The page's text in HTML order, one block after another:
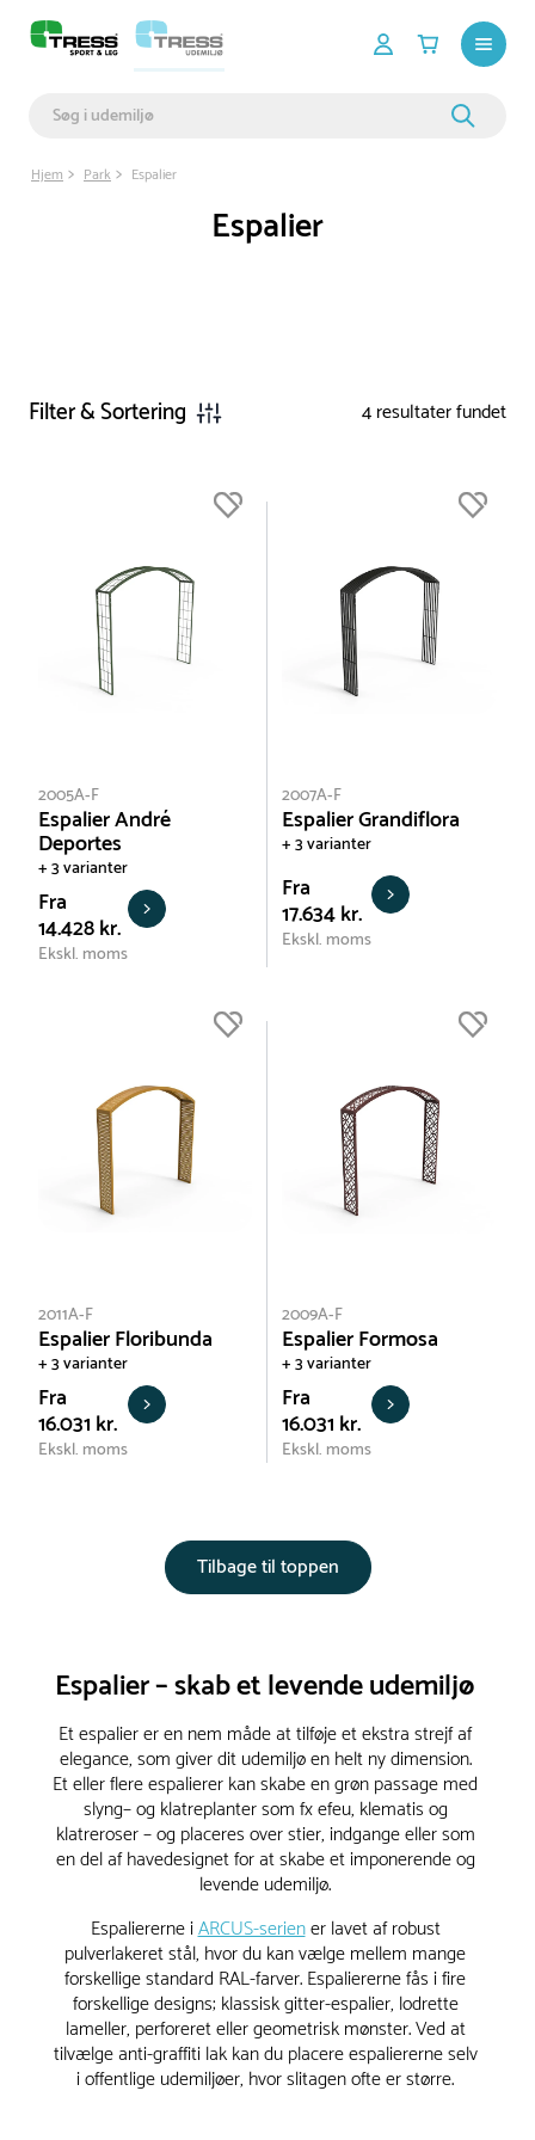
Hjem Park Espalier
Espalier
Filter & Sortering 4resultater fundet
2005A-F
Espalier André
Deportes
+ 3 varianter
Fra
14.428 kr.
Ekskl. moms
2007A-F
Espalier Grandiflora
+ 3 varianter
Fra
17.634 kr.
Ekskl. moms
2011A-F
Espalier Floribunda
+ 3 varianter
Fra
16.031 kr.
Ekskl. moms
2009A-F
Espalier Formosa
+ 3 varianter
Fra
16.031 kr.
Ekskl. moms
Tilbage til toppen
Espalier – skab et levende udemiljø
Et espalier er en nem måde at tilføje et ekstra strejf af
elegance, som giver dit udemiljø en helt ny dimension.
Et eller flere espalierer kan skabe en grøn passage med
slyng– og klatreplanter som fx efeu, klematis og
klatreroser – og placeres over stier, indgange eller som
en del af havedesignet for at skabe et imponerende og
levende udemiljø.
Espaliererne iARCUS-seriener lavet af robust
pulverlakeret stål, hvor du kan vælge mellem mange
forskellige standard RAL-farver. Espaliererne fås i fire
forskellige designs; klassisk gitter-espalier, lodrette
lameller, perforeret eller geometrisk mønster. Ved at
tilvælge anti-graffiti lak kan du placere espaliererne selv
i offentlige udemiljøer, hvor slitagen ofte er større.